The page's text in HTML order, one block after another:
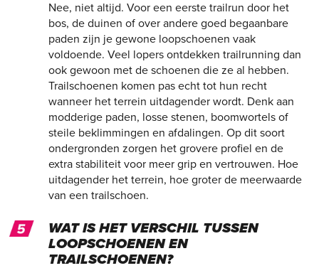
Nee, niet altijd. Voor een eerste trailrun door het
bos, de duinen of over andere goed begaanbare
paden zijn je gewone loopschoenen vaak
voldoende. Veel lopers ontdekken trailrunning dan
ook gewoon met de schoenen die ze al hebben.
Trailschoenen komen pas echt tot hun recht
wanneer het terrein uitdagender wordt. Denk aan
modderige paden, losse stenen, boomwortels of
steile beklimmingen en afdalingen. Op dit soort
ondergronden zorgen het grovere profiel en de
extra stabiliteit voor meer grip en vertrouwen. Hoe
uitdagender het terrein, hoe groter de meerwaarde
van een trailschoen.
WAT IS HET VERSCHIL TUSSEN
LOOPSCHOENEN EN
TRAILSCHOENEN?